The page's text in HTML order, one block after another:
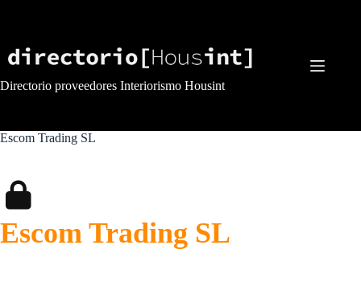
Directorio proveedores Interiorismo Housint
Escom Trading SL
Escom Trading SL